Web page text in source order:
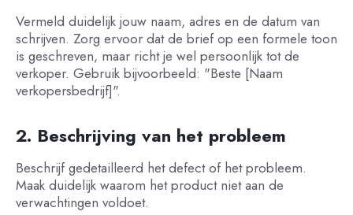
Vermeld duidelijk jouw naam, adres en de datum van
schrijven. Zorg ervoor dat de brief op een formele toon
is geschreven, maar richt je wel persoonlijk tot de
verkoper. Gebruik bijvoorbeeld: "Beste [Naam
verkopersbedrijf]".
2. Beschrijving van het probleem
Beschrijf gedetailleerd het defect of het probleem.
Maak duidelijk waarom het product niet aan de
verwachtingen voldoet.